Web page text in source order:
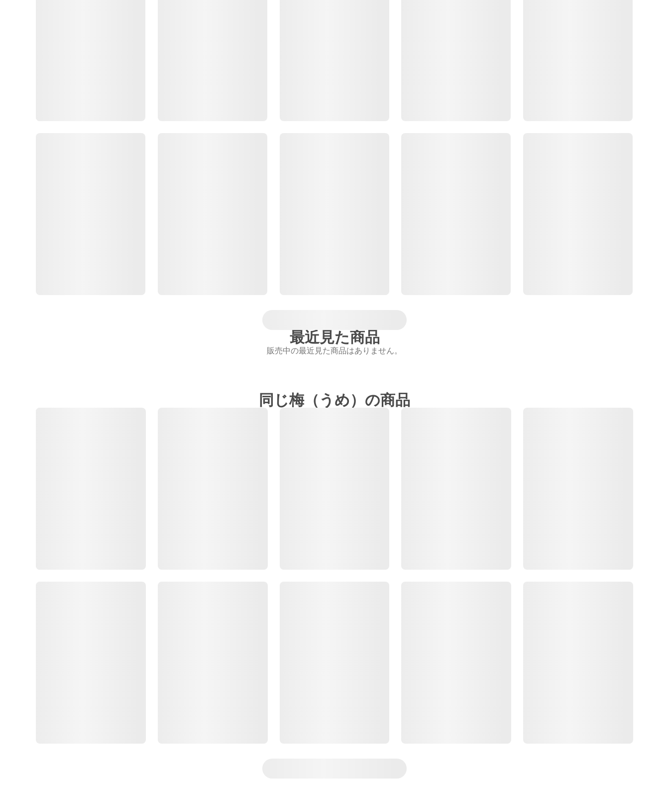
最近見た商品
販売中の最近見た商品はありません。
同じ梅（うめ）の商品